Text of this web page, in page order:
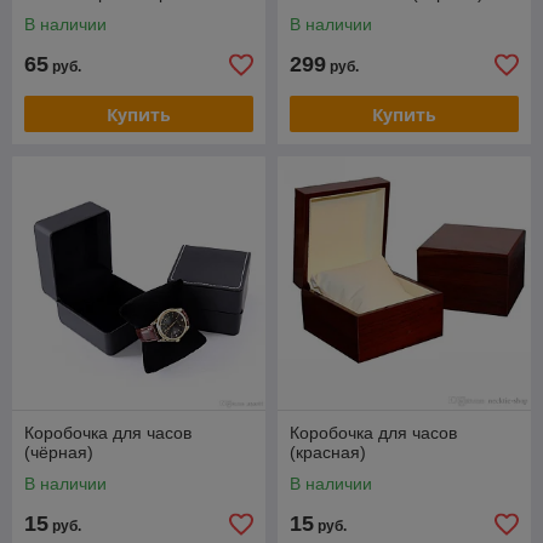
В наличии
65 руб.
Купить
В наличии
299 руб.
Купить
Коробочка для часов
(чёрная)
В наличии
15 руб.
Коробочка для часов
(красная)
В наличии
15 руб.